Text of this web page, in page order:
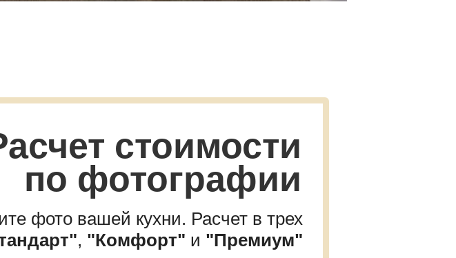
фото вашей кухни. Расчет в трех
, "Комфорт" и "Премиум"
стоимости
по фотографии